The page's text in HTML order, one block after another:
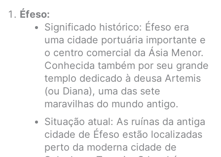
Éfeso:
Significado histórico: Éfeso era
uma cidade portuária importante e
o centro comercial da Ásia Menor.
Conhecida também por seu grande
templo dedicado à deusa Artemis
(ou Diana), uma das sete
maravilhas do mundo antigo.
Situação atual: As ruínas da antiga
cidade de Éfeso estão localizadas
perto da moderna cidade de